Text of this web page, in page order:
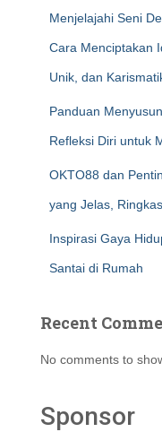
Menjelajahi Seni
Cara Menciptakan
Unik, dan
Panduan
Refleksi Diri untuk
OKTO88 dan
yang Jelas,
Inspirasi Gaya
Santai di Rumah
Recent
No comments to
Sponsor